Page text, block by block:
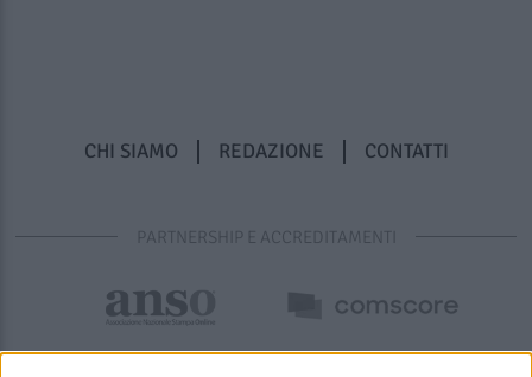
CHI SIAMO REDAZIONE CONTATTI
PARTNERSHIP E ACCREDITAMENTI